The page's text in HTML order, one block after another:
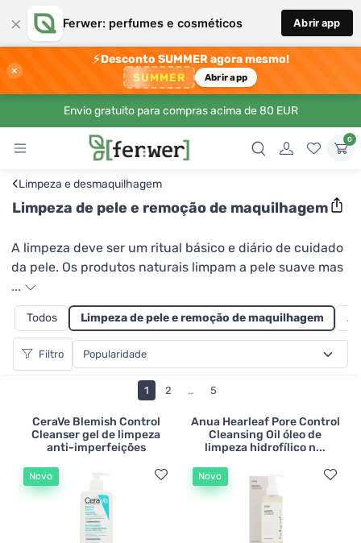
× Ferwer: perfumes e cosméticos Abrir app
×
⚡Desconto SUMMER agora mesmo!
SUMMER Abrir app
Envio gratuito para compras acima de 80 EUR
0
‹Limpeza e desmaquilhagem
Limpeza de pele e remoção de maquilhagem
A limpeza deve ser um ritual básico e diário de cuidado
da pele. Os produtos naturais limpam a pele suave mas
minuciosamente, removendo óleo, impurezas que
aderem à pele durante o dia, resíduos de maquilhagem
e cosméticos decorativos. Além disso, hidratam,
refrescam, tratam e podem também uniformizar a
pigmentação da pele. Pode escolher o tipo de produto
de limpeza que mais lhe convém. Na Ferwer encontrará
loções de limpeza, géis de limpeza, loções e óleos, bem
como espuma ou sabonetes sólidos. Pode também
escolher produtos especiais para peles secas ou
>br>
...
Todos Limpeza de pele e remoção de maquilhagem
Filtro
1 2 … 5
CeraVe Blemish Control
Cleanser gel de limpeza
anti-imperfeições
Novo
Anua Hearleaf Pore Control
Cleansing Oil óleo de
limpeza hidrofílico n...
Novo